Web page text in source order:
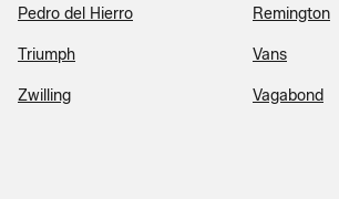
Pedro del Hierro Remington
Triumph Vans
Zwilling Vagabond